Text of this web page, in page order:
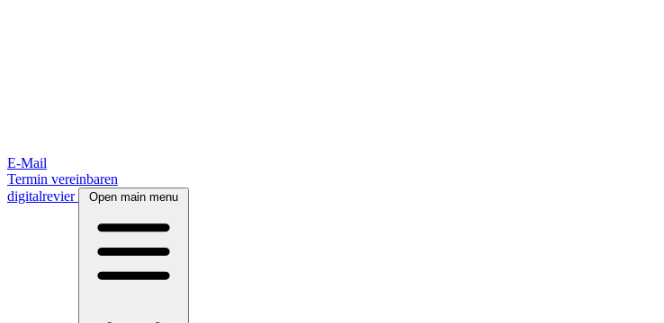
E-Mail
Termin vereinbaren
digitalrevier
Open main menu